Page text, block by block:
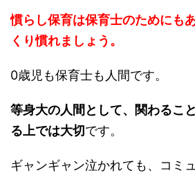
慣らし保育は保育士のためにも
くり慣れましょう。
0歳児も保育士も人間です。
等身大の人間として、関わるこ
る上では大切です。
ギャンギャン泣かれても、コミ